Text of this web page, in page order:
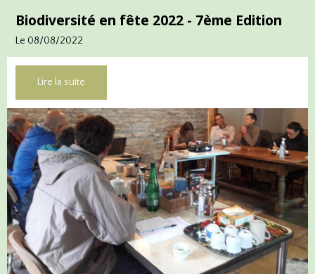
Biodiversité en fête 2022 - 7ème Edition
Le 08/08/2022
Lire la suite